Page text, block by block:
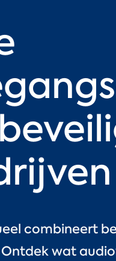
combineert
wat